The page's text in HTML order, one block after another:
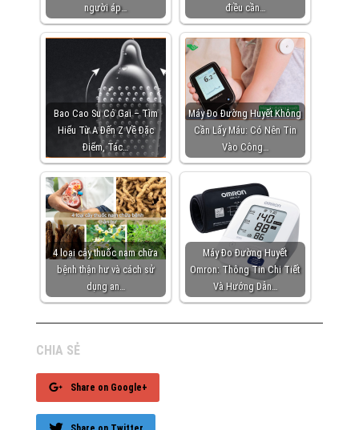
người áp…
điều cần…
Bao Cao Su Có Gai – Tìm
Hiểu Từ A Đến Z Về Đặc
Điểm, Tác…
Máy Đo Đường Huyết Không
Cần Lấy Máu: Có Nên Tin
Vào Công…
4 loại cây thuốc nam chữa
bệnh thận hư và cách sử
dụng an…
Máy Đo Đường Huyết
Omron: Thông Tin Chi Tiết
Và Hướng Dẫn…
CHIA SẺ
Share on Google+